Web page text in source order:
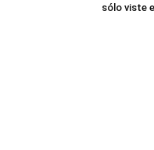
sólo viste